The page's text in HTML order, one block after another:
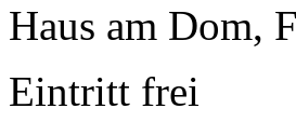
Haus am Dom,
Eintritt frei